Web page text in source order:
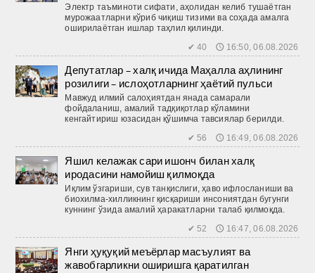
Электр таъминоти сифати, аҳолидан келиб тушаётган
мурожаатларни кўриб чиқиш тизими ва соҳада амалга
оширилаётган ишлар таҳлил қилинди.
✔ 40 🕔 16:50, 06.08.2026
Депутатлар – халқ ичида Маҳалла аҳлининг
розилиги – ислоҳотларнинг ҳаётий пульси
Мавжуд илмий салоҳиятдан янада самарали
фойдаланиш, амалий тадқиқотлар кўламини
кенгайтириш юзасидан қўшимча тавсиялар берилди.
✔ 56 🕔 16:49, 06.08.2026
Яшил келажак сари ишонч билан халқ
иродасини намойиш қилмоқда
Иқлим ўзгариши, сув танқислиги, ҳаво ифлосланиши ва
биохилма-хилликнинг қисқариши инсониятдан бугунги
куннинг ўзида амалий ҳаракатларни талаб қилмоқда.
✔ 52 🕔 16:47, 06.08.2026
Янги ҳуқуқий меъёрлар масъулият ва
жавобгарликни оширишга қаратилган